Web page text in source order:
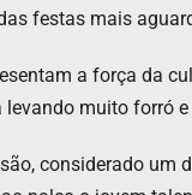
festas mais
a força da
muito forró
considerado um